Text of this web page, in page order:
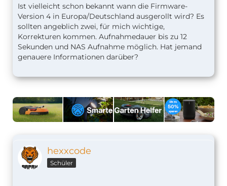
Ist vielleicht schon bekannt wann die Firmware-
Version 4 in Europa/Deutschland ausgerollt wird? Es
sollten angeblich zwei, für mich wichtige,
Korrekturen kommen. Aufnahmedauer bis zu 12
Sekunden und NAS Aufnahme möglich. Hat jemand
genauere Informationen darüber?
hexxcode
Schüler